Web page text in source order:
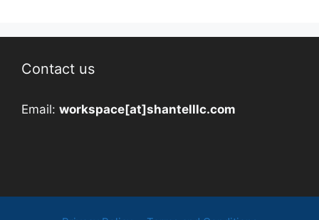
Contact us
Email: workspace[at]shantelllc.com